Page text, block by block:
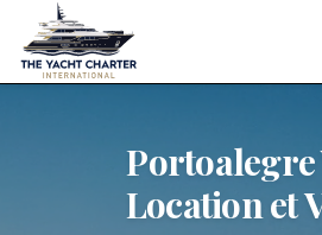
Portoalegre
Location et